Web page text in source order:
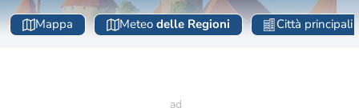
Mappa Meteo delle Regioni Città principali